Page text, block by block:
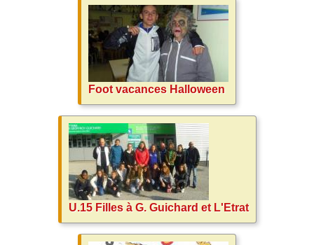
Foot vacances Halloween
U.15 Filles à G. Guichard et L'Etrat